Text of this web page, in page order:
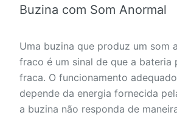
Buzina com Som Anormal
Uma buzina que produz um som
fraco é um sinal de que a bateria
fraca. O funcionamento
depende da energia fornecida
a buzina não responda de